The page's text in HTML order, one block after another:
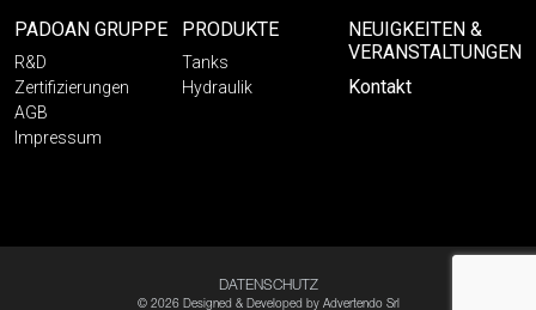
PADOAN GRUPPE
R&D
Zertifizierungen
AGB
Impressum
PRODUKTE
Tanks
Hydraulik
NEUIGKEITEN &
VERANSTALTUNGEN
Kontakt
DATENSCHUTZ
© 2026 Designed & Developed by Advertendo Srl